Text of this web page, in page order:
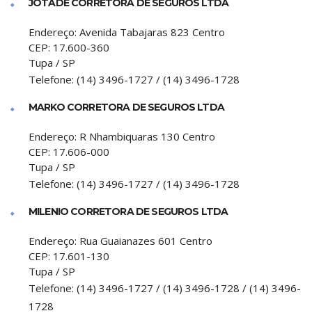
JOTADE CORRETORA DE SEGUROS LTDA
Endereço: Avenida Tabajaras 823 Centro
CEP: 17.600-360
Tupa / SP
Telefone: (14) 3496-1727 / (14) 3496-1728
MARKO CORRETORA DE SEGUROS LTDA
Endereço: R Nhambiquaras 130 Centro
CEP: 17.606-000
Tupa / SP
Telefone: (14) 3496-1727 / (14) 3496-1728
MILENIO CORRETORA DE SEGUROS LTDA
Endereço: Rua Guaianazes 601 Centro
CEP: 17.601-130
Tupa / SP
Telefone: (14) 3496-1727 / (14) 3496-1728 / (14) 3496-
1728